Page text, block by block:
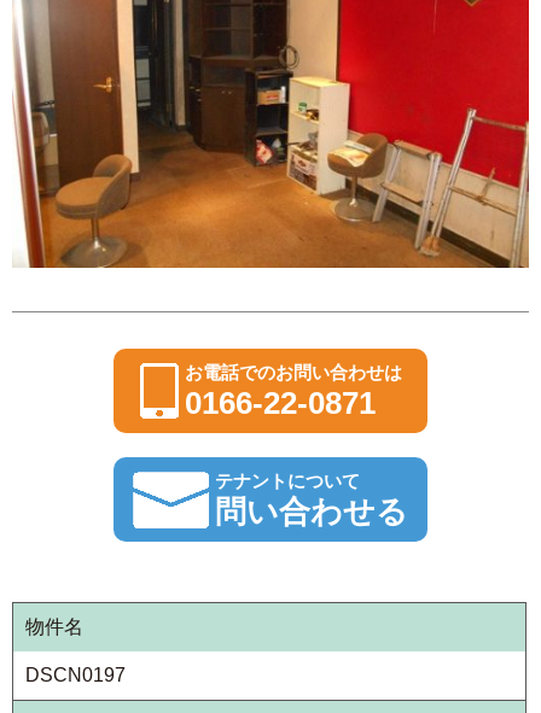
お電話でのお問い合わせは
0166-22-0871
テナントについて
問い合わせる
物件名
DSCN0197